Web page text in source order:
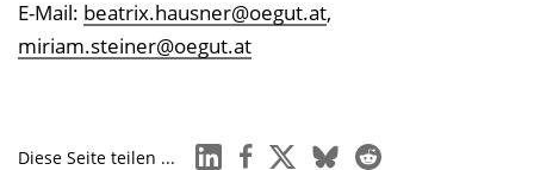
E-Mail: beatrix.hausner@oegut.at,
miriam.steiner@oegut.at
Diese Seite teilen ... linkedinfacebook
x blueskyreddit